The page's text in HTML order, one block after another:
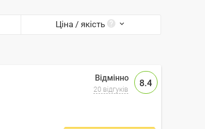
Ціна / якість
8.4
20 відгуків